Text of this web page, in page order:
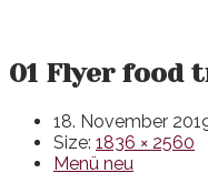
01 Flyer food
18. November
Size: 1836 × 2560
Menü neu